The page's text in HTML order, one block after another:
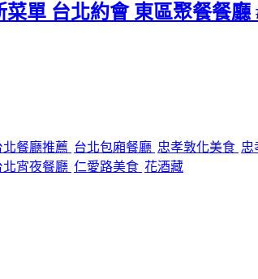
單 台北約會 東區聚餐餐
北餐廳推薦 台北包廂餐廳 忠孝敦化美食 忠
北宵夜餐廳 仁愛路美食 花酒藏